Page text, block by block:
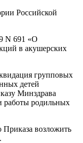
Российской
N 691 «О
в акушерских
групповых
детей
Минздрава
работы родильных
Приказа возложить